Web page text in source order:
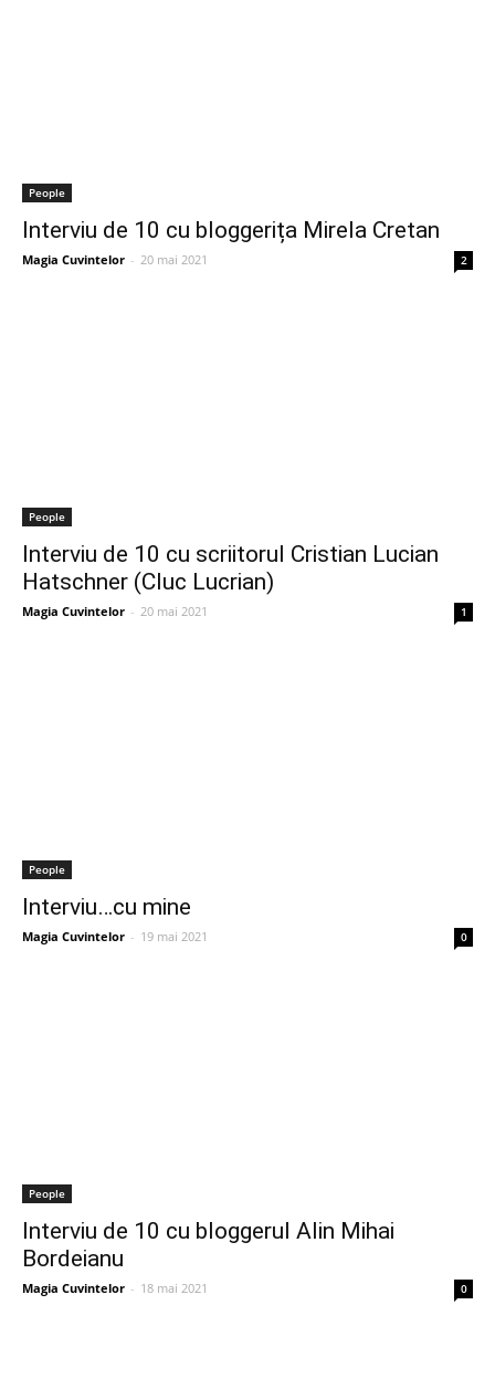
People
Interviu de 10 cu bloggerița Mirela Cretan
Magia Cuvintelor - 20 mai 2021 2
People
Interviu de 10 cu scriitorul Cristian Lucian
Hatschner (Cluc Lucrian)
Magia Cuvintelor - 20 mai 2021 1
People
Interviu…cu mine
Magia Cuvintelor - 19 mai 2021 0
People
Interviu de 10 cu bloggerul Alin Mihai
Bordeianu
Magia Cuvintelor - 18 mai 2021 0